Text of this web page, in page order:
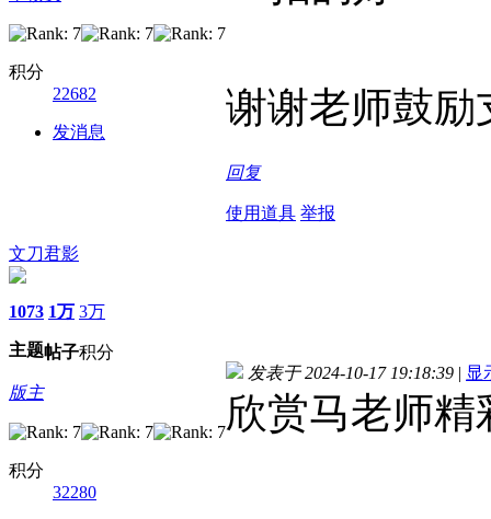
积分
22682
发消息
谢谢老师鼓励
回复
使用道具 举报
文刀君影
1073
主题
1万
帖子
3万
积分
版主
积分
32280
发表于 2024-10-17 19:18:39 | 显
欣赏马老师精